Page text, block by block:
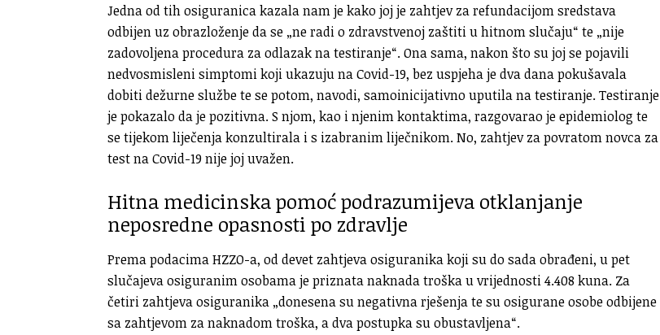
Jedna od tih osiguranica kazala nam je kako joj je zahtjev za refundacijom sredstava
odbijen uz obrazloženje da se „ne radi o zdravstvenoj zaštiti u hitnom slučaju“ te „nije
zadovoljena procedura za odlazak na testiranje“. Ona sama, nakon što su joj se pojavili
nedvosmisleni simptomi koji ukazuju na Covid-19, bez uspjeha je dva dana pokušavala
dobiti dežurne službe te se potom, navodi, samoinicijativno uputila na testiranje. Testiranje
je pokazalo da je pozitivna. S njom, kao i njenim kontaktima, razgovarao je epidemiolog te
se tijekom liječenja konzultirala i s izabranim liječnikom. No, zahtjev za povratom novca za
test na Covid-19 nije joj uvažen.
Hitna medicinska pomoć podrazumijeva otklanjanje
neposredne opasnosti po zdravlje
Prema podacima HZZO-a, od devet zahtjeva osiguranika koji su do sada obrađeni, u pet
slučajeva osiguranim osobama je priznata naknada troška u vrijednosti 4.408 kuna. Za
četiri zahtjeva osiguranika „donesena su negativna rješenja te su osigurane osobe odbijene
sa zahtjevom za naknadom troška, a dva postupka su obustavljena“.